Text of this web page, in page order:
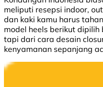
meliputi resepsi indoor,
dan kaki kamu harus
model heels berikut
tapi dari cara desain
kenyamanan sepanjang